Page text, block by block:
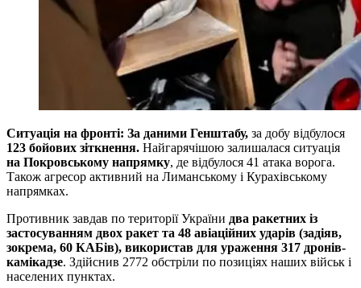
Ситуація на фронті: За даними Генштабу, за добу відбулося
123 бойових зіткнення. Найгарячішою залишалася ситуація
на Покровському напрямку, де відбулося 41 атака ворога.
Також агресор активний на Лиманському і Курахівському
напрямках.
Противник завдав по території України два ракетних із
застосуванням двох ракет та 48 авіаційних ударів (задіяв,
зокрема, 60 КАБів), використав для ураження 317 дронів-
камікадзе. Здійснив 2772 обстріли по позиціях наших військ і
населених пунктах.